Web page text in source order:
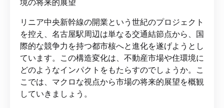
リニア中央新幹線の開業という世紀のプロジェクト
を控え、名古屋駅周辺は単なる交通結節点から、国
際的な競争力を持つ都市核へと進化を遂げようとし
ています。この構造変化は、不動産市場や住環境に
どのようなインパクトをもたらすのでしょうか。こ
こでは、マクロな視点から市場の将来的展望を概観
していきましょう。